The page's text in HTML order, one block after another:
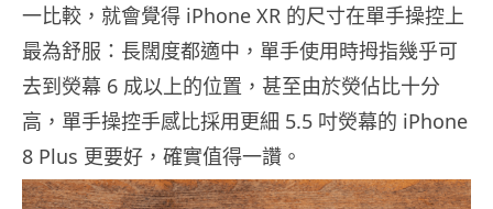
一比較，就會覺得 iPhone XR 的尺寸在單手操控上
最為舒服：長闊度都適中，單手使用時拇指幾乎可
去到熒幕 6 成以上的位置，甚至由於熒佔比十分
高，單手操控手感比採用更細 5.5 吋熒幕的 iPhone
8 Plus 更要好，確實值得一讚。